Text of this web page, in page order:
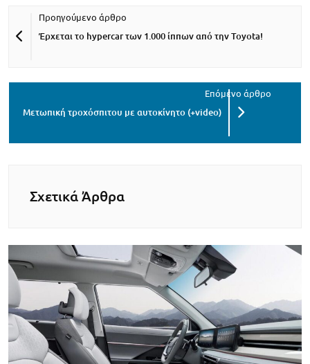
Έρχεται το hypercar των 1.000 ίππων από την Toyota!
Μετωπική τροχόσπιτου με αυτοκίνητο (+video)
Σχετικά Άρθρα